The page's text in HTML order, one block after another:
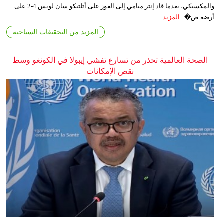
والمكسيكي، بعدما قاد إنتر ميامي إلى الفوز على أتلتيكو سان لويس 4-2 على
أرضه ض�... المزيد
المزيد من التحقيقات السياحية
الصحة العالمية تحذر من تسارع تفشي إيبولا في الكونغو وسط
نقص الإمكانات